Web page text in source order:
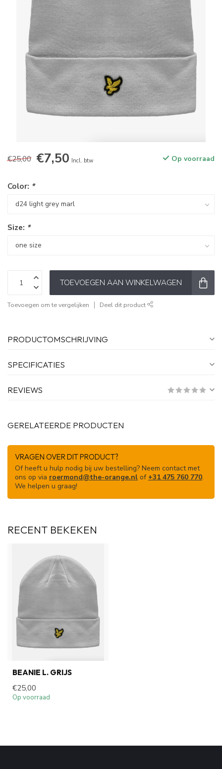
€25,00 €7,50 Incl. btw Op voorraad
Color: *
Size: *
TOEVOEGEN AAN WINKELWAGEN
Toevoegen om te vergelijken Deel dit product
PRODUCTOMSCHRIJVING
SPECIFICATIES
REVIEWS
GERELATEERDE PRODUCTEN
VRAGEN OVER DIT PRODUCT?
Of heeft u hulp nodig bij uw bestelling? Neem contact met
ons op via roermond@the-orange.nl of +31 475 760 770.
We helpen u graag!
RECENT BEKEKEN
BEANIE L. GRIJS
€25,00
Op voorraad